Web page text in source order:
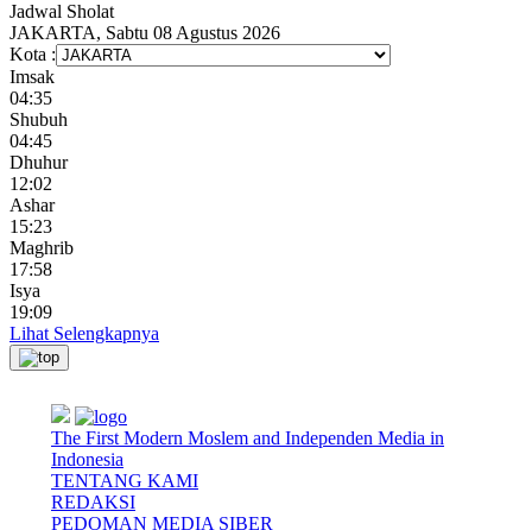
Jadwal Sholat
JAKARTA, Sabtu 08 Agustus 2026
Kota :
Imsak
04:35
Shubuh
04:45
Dhuhur
12:02
Ashar
15:23
Maghrib
17:58
Isya
19:09
Lihat Selengkapnya
The First Modern Moslem and Independen Media in
Indonesia
TENTANG KAMI
REDAKSI
PEDOMAN MEDIA SIBER